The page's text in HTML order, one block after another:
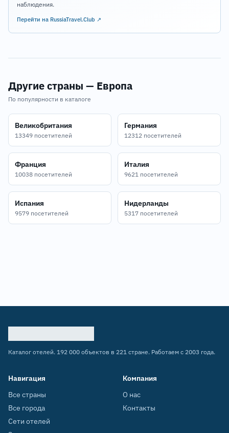
наблюдения.
Перейти на RussiaTravel.Club ↗
Другие страны — Европа
По популярности в каталоге
Великобритания
13349 посетителей
Германия
12312 посетителей
Франция
10038 посетителей
Италия
9621 посетителей
Испания
9579 посетителей
Нидерланды
5317 посетителей
Каталог отелей. 192 000 объектов в 221 стране. Работаем с 2003 года.
Навигация
Все страны
Все города
Сети отелей
Компания
О нас
Контакты